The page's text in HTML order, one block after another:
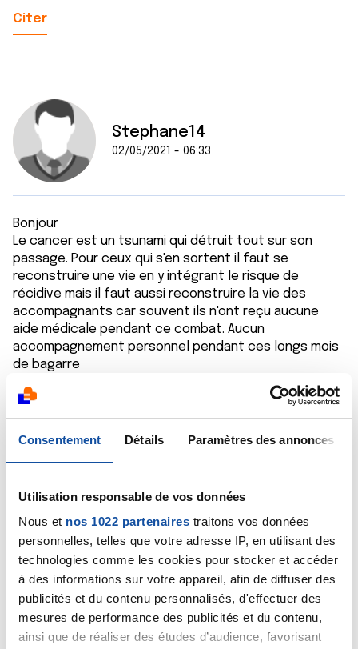
Consentement Détails Paramètres des annonces
Utilisation responsable de vos données
Nous et nos 1022 partenaires traitons vos données
personnelles, telles que votre adresse IP, en utilisant des
technologies comme les cookies pour stocker et accéder
à des informations sur votre appareil, afin de diffuser des
publicités et du contenu personnalisés, d'effectuer des
mesures de performance des publicités et du contenu,
ainsi que de réaliser des études d’audience, favorisant
Citer
Stephane14
02/05/2021 - 06:33
Bonjour
Le cancer est un tsunami qui détruit tout sur son
passage. Pour ceux qui s'en sortent il faut se
reconstruire une vie en y intégrant le risque de
récidive mais il faut aussi reconstruire la vie des
accompagnants car souvent ils n'ont reçu aucune
aide médicale pendant ce combat. Aucun
accompagnement personnel pendant ces longs mois
de bagarre
Alors c'est peut-être le moment de vous faire aider
par un psychologue qui saura dénouer les nœuds qui
vous empêchent de revivre. Il faudra que tout ce que
vous avez emmagasiné en doute en stress en peur
Citer
Sonib17